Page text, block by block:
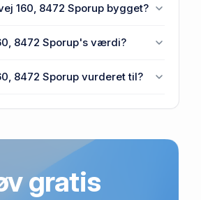
160, 8472 Sporup bygget?
8472 Sporup's værdi?
handlet i 2024.
8472 Sporup vurderet til?
gratis